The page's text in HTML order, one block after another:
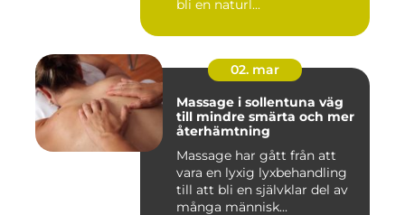
bli en naturl...
02. mar
Massage i sollentuna väg
till mindre smärta och mer
återhämtning
Massage har gått från att
vara en lyxig lyxbehandling
till att bli en självklar del av
många människ...